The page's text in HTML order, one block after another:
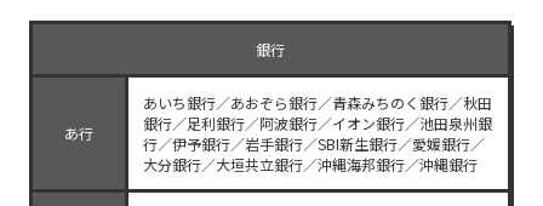
銀行
あ行
あいち銀行／あおぞら銀行／青森みちのく銀行／秋田
銀行／足利銀行／阿波銀行／イオン銀行／池田泉州銀
行／伊予銀行／岩手銀行／SBI新生銀行／愛媛銀行／
大分銀行／大垣共立銀行／沖縄海邦銀行／沖縄銀行